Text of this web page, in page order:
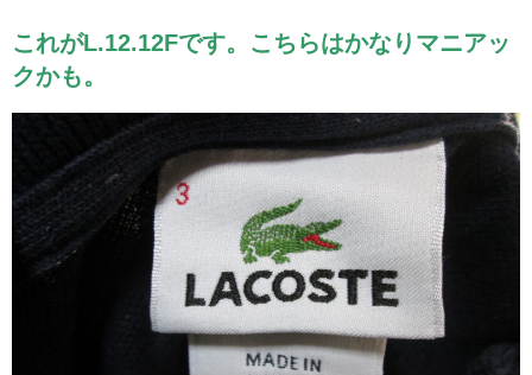
これがL.12.12Fです。こちらはかなりマニアッ
クかも。